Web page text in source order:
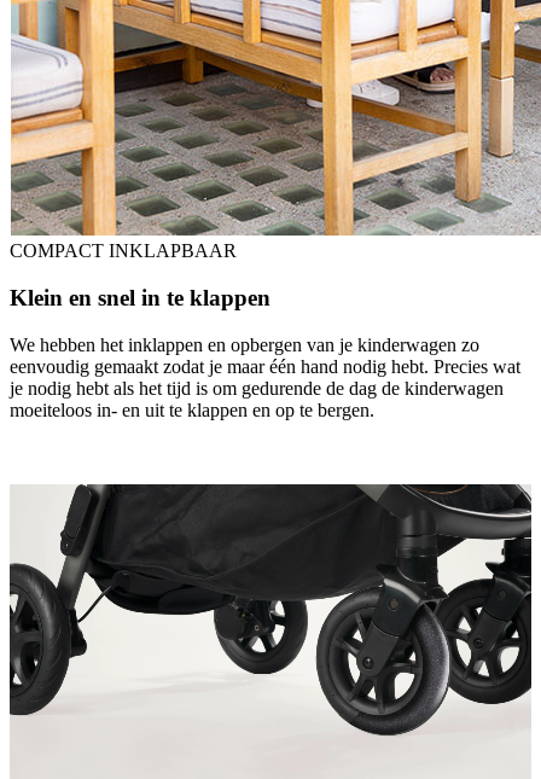
COMPACT INKLAPBAAR
Klein en snel in te klappen
We hebben het inklappen en opbergen van je kinderwagen zo
eenvoudig gemaakt zodat je maar één hand nodig hebt. Precies wat
je nodig hebt als het tijd is om gedurende de dag de kinderwagen
moeiteloos in- en uit te klappen en op te bergen.